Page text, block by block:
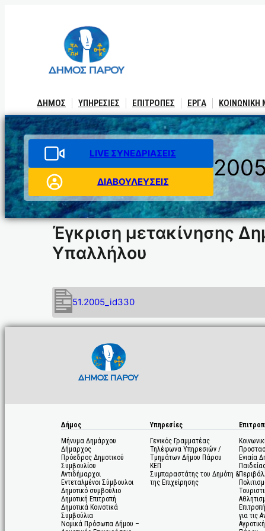
ΔΗΜΟΣ ΥΠΗΡΕΣΙΕΣ ΕΠΙΤΡΟΠΕΣ ΕΡΓΑ
LIVE ΣΥΝΕΔΡΙΑΣΕΙΣ
ΔΙΑΒΟΥΛΕΥΣΕΙΣ
Έγκριση μετακίνησης
Υπαλλήλου
51.2005_id330
Δήμος
Μήνυμα Δημάρχου
Δήμαρχος
Πρόεδρος Δημοτικού
Συμβουλίου
Αντιδήμαρχοι
Εντεταλμένοι Σύμβουλοι
Δημοτικό συμβούλιο
Δημοτική Επιτροπή
Δημοτικά Κοινοτικά
Συμβούλια
Νομικά Πρόσωπα Δήμου –
Υπηρεσίες
Γενικός Γραμματέας
Τηλέφωνα Υπηρεσιών /
Τμημάτων Δήμου Πάρου
ΚΕΠ
Συμπαραστάτης του Δημότη &
της Επιχείρησης
Ενιαία
για τις